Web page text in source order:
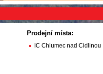
Prodejní místa:
IC Chlumec nad Cidlinou